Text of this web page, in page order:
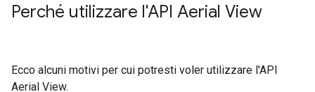
Perché utilizzare l'API Aerial View
Ecco alcuni motivi per cui potresti voler utilizzare l'API
Aerial View.